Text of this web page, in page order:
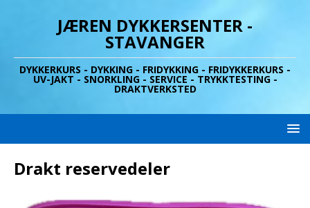
JÆREN DYKKERSENTER -
STAVANGER
DYKKERKURS - DYKKING - FRIDYKKING - FRIDYKKERKURS -
UV-JAKT - SNORKLING - SERVICE - TRYKKTESTING -
DRAKTVERKSTED
Drakt reservedeler